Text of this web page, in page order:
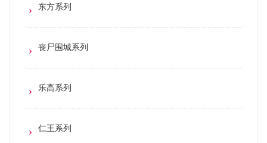
东方系列
丧尸围城系列
乐高系列
仁王系列